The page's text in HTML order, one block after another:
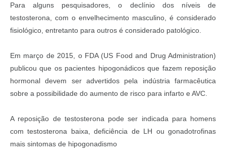
Para alguns pesquisadores, o declínio dos níveis de
testosterona, com o envelhecimento masculino, é considerado
fisiológico, entretanto para outros é considerado patológico.
Em março de 2015, o FDA (US Food and Drug Administration)
publicou que os pacientes hipogonádicos que fazem reposição
hormonal devem ser advertidos pela indústria farmacêutica
sobre a possibilidade do aumento de risco para infarto e AVC.
A reposição de testosterona pode ser indicada para homens
com testosterona baixa, deficiência de LH ou gonadotrofinas
mais sintomas de hipogonadismo